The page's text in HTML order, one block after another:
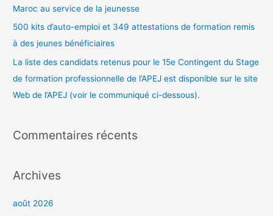
Maroc au service de la jeunesse
500 kits d’auto-emploi et 349 attestations de formation remis
à des jeunes bénéficiaires
La liste des candidats retenus pour le 15e Contingent du Stage
de formation professionnelle de l’APEJ est disponible sur le site
Web de l’APEJ (voir le communiqué ci-dessous).
Commentaires récents
Archives
août 2026